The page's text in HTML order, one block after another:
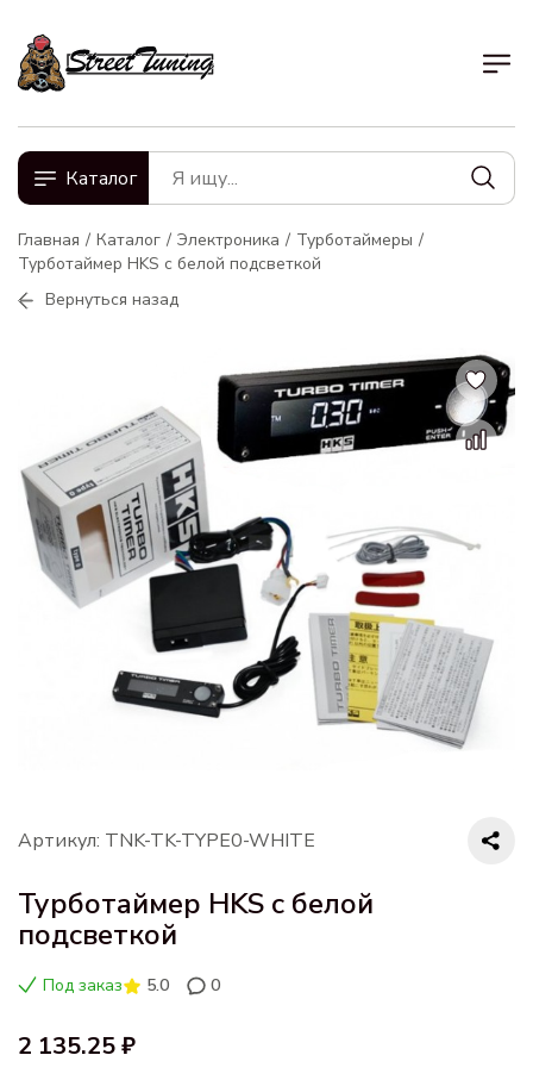
Каталог
Главная Каталог Электроника
Турботаймеры
Турботаймер HKS с белой подсветкой
Вернуться назад
Артикул: TNK-TK-TYPE0-WHITE
Турботаймер HKS с белой
подсветкой
Под заказ 5.0 0
2 135.25 ₽